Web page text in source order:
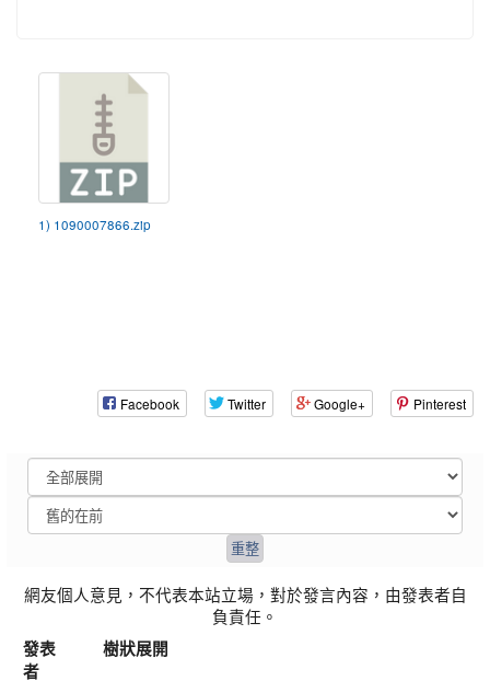
1) 1090007866.zip
Facebook Twitter Google+ Pinterest
網友個人意見，不代表本站立場，對於發言內容，由發表者自
負責任。
發表
者
樹狀展開